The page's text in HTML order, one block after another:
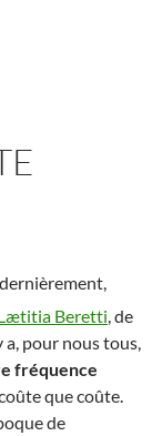
Beretti , de
a, pour nous tous,
fréquence
coûte que coûte.
de